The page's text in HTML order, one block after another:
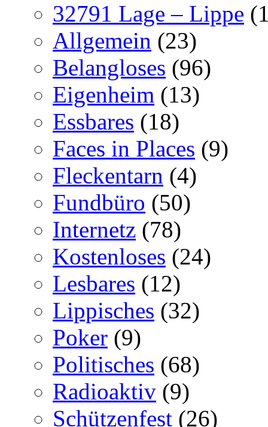
32791 Lage – Lippe
Allgemein (23)
Belangloses (96)
Eigenheim (13)
Essbares (18)
Faces in Places (9)
Fleckentarn (4)
Fundbüro (50)
Internetz (78)
Kostenloses (24)
Lesbares (12)
Lippisches (32)
Poker (9)
Politisches (68)
Radioaktiv (9)
Schützenfest (26)